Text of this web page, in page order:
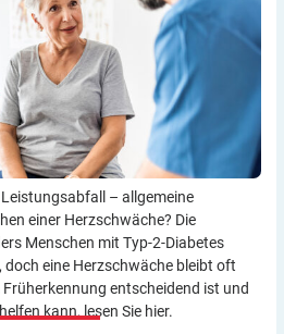
– allgemeine
einer Herzschwäche? Die
Menschen mit Typ-2-Diabetes
doch eine Herzschwäche bleibt oft
entscheidend ist und
kann, lesen Sie hier.